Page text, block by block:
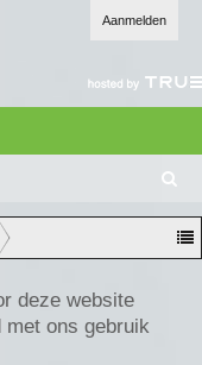
Aanmelden
oe
ke
n
deze website
ons gebruik